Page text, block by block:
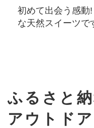
初めて出会う感動
な天然スイーツで
ふるさと
アウトド